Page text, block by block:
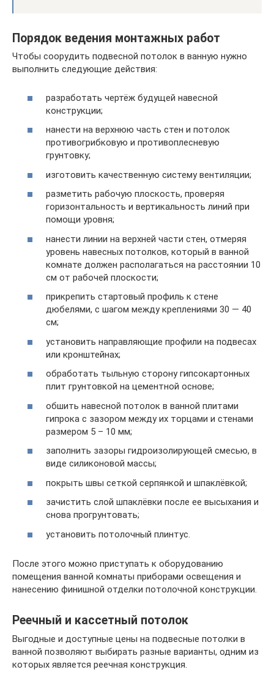
Порядок ведения монтажных работ
Чтобы соорудить подвесной потолок в ванную нужно
выполнить следующие действия:
разработать чертёж будущей навесной
конструкции;
нанести на верхнюю часть стен и потолок
противогрибковую и противоплесневую
грунтовку;
изготовить качественную систему вентиляции;
разметить рабочую плоскость, проверяя
горизонтальность и вертикальность линий при
помощи уровня;
нанести линии на верхней части стен, отмеряя
уровень навесных потолков, который в ванной
комнате должен располагаться на расстоянии 10
см от рабочей плоскости;
прикрепить стартовый профиль к стене
дюбелями, с шагом между креплениями 30 — 40
см;
установить направляющие профили на подвесах
или кронштейнах;
обработать тыльную сторону гипсокартонных
плит грунтовкой на цементной основе;
обшить навесной потолок в ванной плитами
гипрока с зазором между их торцами и стенами
размером 5 – 10 мм;
заполнить зазоры гидроизолирующей смесью, в
виде силиконовой массы;
покрыть швы сеткой серпянкой и шпаклёвкой;
зачистить слой шпаклёвки после ее высыхания и
снова прогрунтовать;
установить потолочный плинтус.
После этого можно приступать к оборудованию
помещения ванной комнаты приборами освещения и
нанесению финишной отделки потолочной конструкции.
Реечный и кассетный потолок
Выгодные и доступные цены на подвесные потолки в
ванной позволяют выбирать разные варианты, одним из
которых является реечная конструкция.